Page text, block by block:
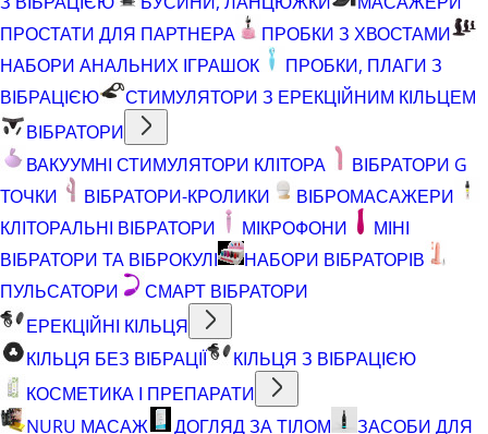
ПРОСТАТИ ДЛЯ ПАРТНЕРА
ПРОБКИ З ХВОСТАМИ
НАБОРИ АНАЛЬНИХ ІГРАШОК
ПРОБКИ, ПЛАГИ З
ВІБРАЦІЄЮ
СТИМУЛЯТОРИ З ЕРЕКЦІЙНИМ КІЛЬЦЕМ
ВІБРАТОРИ
ВАКУУМНІ СТИМУЛЯТОРИ КЛІТОРА
ВІБРАТОРИ G
ТОЧКИ
ВІБРАТОРИ-КРОЛИКИ
ВІБРОМАСАЖЕРИ
КЛІТОРАЛЬНІ ВІБРАТОРИ
МІКРОФОНИ
МІНІ
ВІБРАТОРИ ТА ВІБРОКУЛІ
НАБОРИ ВІБРАТОРІВ
ПУЛЬСАТОРИ
СМАРТ ВІБРАТОРИ
ЕРЕКЦІЙНІ КІЛЬЦЯ
КІЛЬЦЯ БЕЗ ВІБРАЦІЇ
КІЛЬЦЯ З ВІБРАЦІЄЮ
КОСМЕТИКА І ПРЕПАРАТИ
NURU МАСАЖ
ДОГЛЯД ЗА ТІЛОМ ЗАСОБИ ДЛЯ